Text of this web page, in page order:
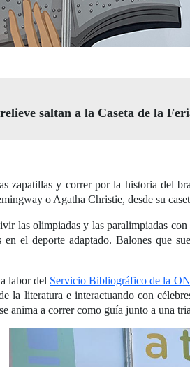
saltan a la Caseta de la
zapatillas y correr por la historia del
o Agatha Christie, desde su
las olimpiadas y las paralimpiadas
el deporte adaptado. Balones que
labor del Servicio Bibliográfico de la
la literatura e interactuando con
anima a correr como guía junto a una